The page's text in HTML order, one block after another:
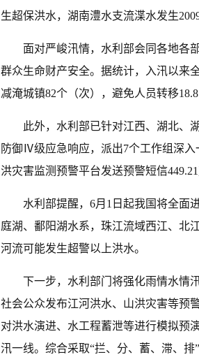
生超保洪水，湖南澧水支流渫水发生
面对严峻汛情，水利部会同各地各
群众生命财产安全。据统计，入汛以来
减淹城镇82个（次），避免人员转移
此外，水利部已针对江西、湖北、
防御Ⅳ级应急响应，派出7个工作组深
洪灾害监测预警平台发送预警短信
水利部提醒，6月1日起我国将全面
庭湖、鄱阳湖水系，珠江流域西江、北
河流可能发生超警以上洪水。
下一步，水利部门将强化雨情水情
社会公众发布江河洪水、山洪灾害等预
对洪水演进、水工程蓄泄等进行模拟预
汛一线。综合采取“拦、分、蓄、滞、